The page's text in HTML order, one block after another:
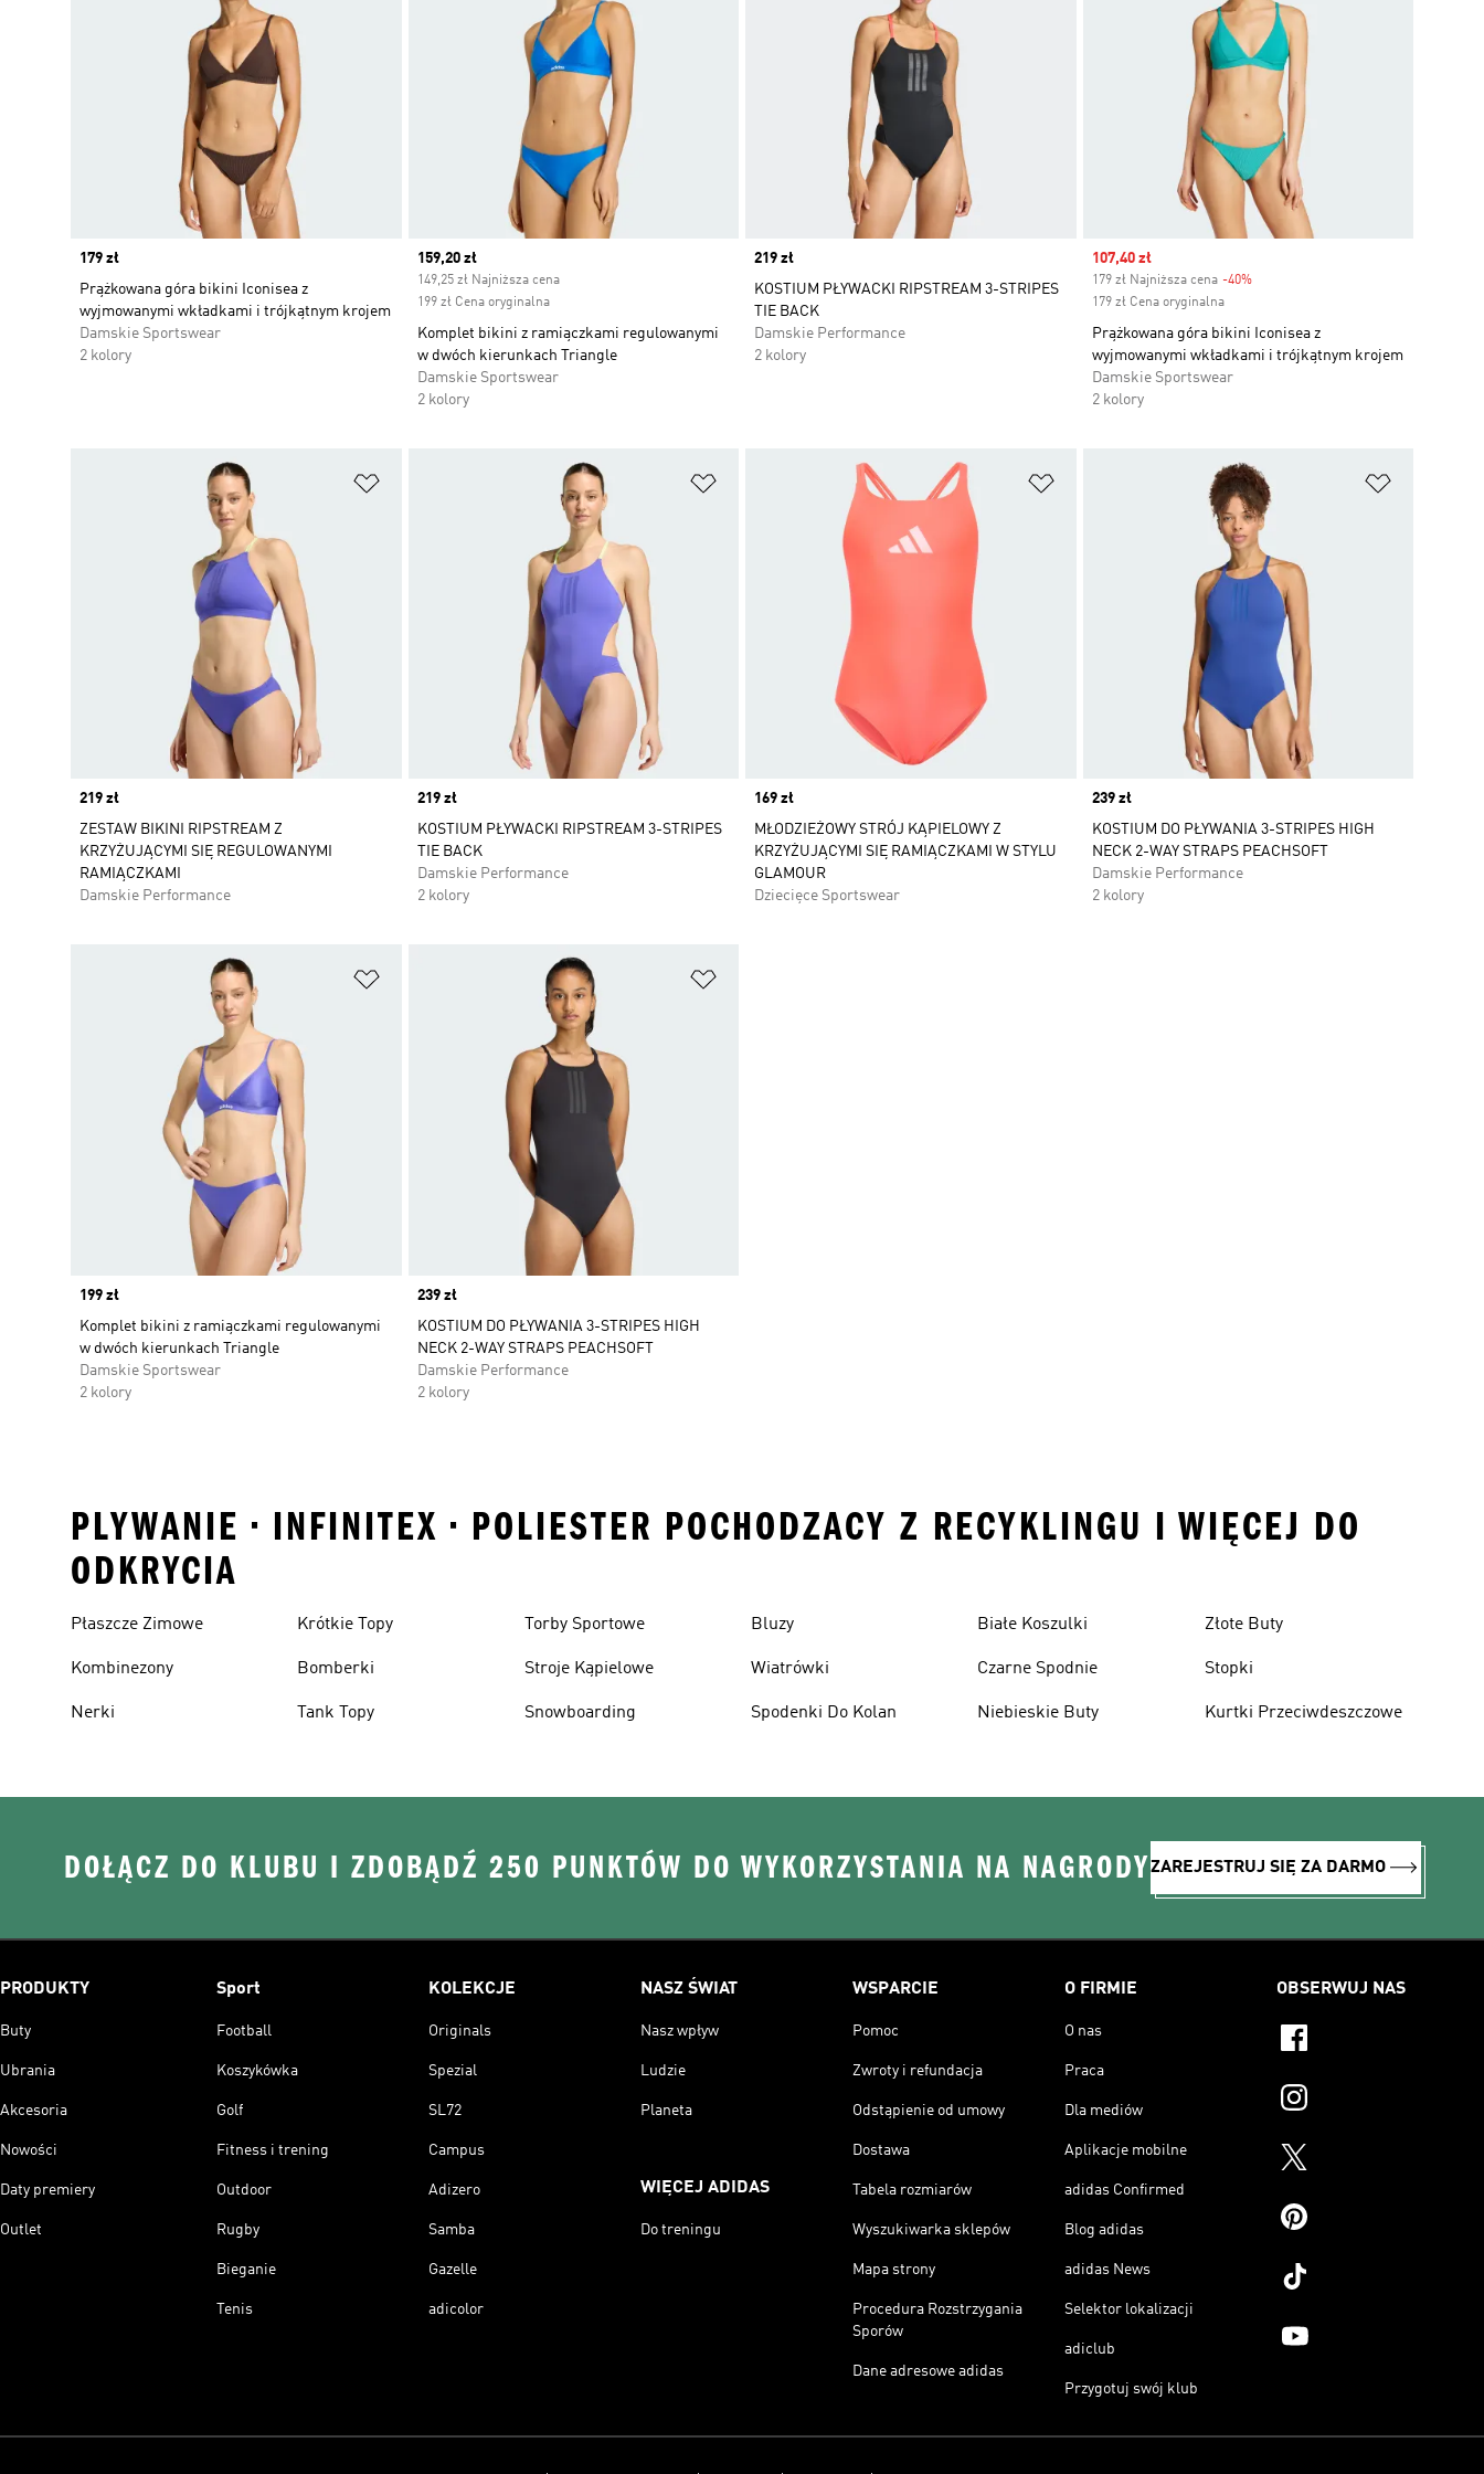
Price
179 zł
Prążkowana góra bikini Iconisea z
wyjmowanymi wkładkami i trójkątnym krojem
Damskie Sportswear
2 kolory
Current price
159,20 zł
149,25 zł Najniższa cena
199 zł Cena oryginalna
Komplet bikini z ramiączkami regulowanymi
w dwóch kierunkach Triangle
Damskie Sportswear
2 kolory
Price
219 zł
KOSTIUM PŁYWACKI RIPSTREAM 3-STRIPES
TIE BACK
Damskie Performance
2 kolory
Sale price
107,40 zł
179 zł Najniższa cena -40%Discount
179 zł Cena oryginalna
Prążkowana góra bikini Iconisea z
wyjmowanymi wkładkami i trójkątnym krojem
Damskie Sportswear
2 kolory
Price
219 zł
ZESTAW BIKINI RIPSTREAM Z
KRZYŻUJĄCYMI SIĘ REGULOWANYMI
RAMIĄCZKAMI
Damskie Performance
Dodaj do listy życzeń
Price
219 zł
KOSTIUM PŁYWACKI RIPSTREAM 3-STRIPES
TIE BACK
Damskie Performance
2 kolory
Dodaj do listy życzeń
Price
169 zł
MŁODZIEŻOWY STRÓJ KĄPIELOWY Z
KRZYŻUJĄCYMI SIĘ RAMIĄCZKAMI W STYLU
GLAMOUR
Dziecięce Sportswear
Price
239 zł
KOSTIUM DO PŁYWANIA 3-STRIPES HIGH
NECK 2-WAY STRAPS PEACHSOFT
Damskie Performance
2 kolory
Price
199 zł
Komplet bikini z ramiączkami regulowanymi
w dwóch kierunkach Triangle
Damskie Sportswear
2 kolory
Price
239 zł
KOSTIUM DO PŁYWANIA 3-STRIPES HIGH
NECK 2-WAY STRAPS PEACHSOFT
Damskie Performance
2 kolory
PLYWANIE • INFINITEX • POLIESTER POCHODZACY Z RECYKLINGU I WIĘCEJ DO
ODKRYCIA
Płaszcze Zimowe
Kombinezony
Nerki
Krótkie Topy
Bomberki
Tank Topy
Torby Sportowe
Stroje Kąpielowe
Snowboarding
Bluzy
Wiatrówki
Spodenki Do Kolan
Białe Koszulki
Czarne Spodnie
Niebieskie Buty
Złote Buty
Stopki
Kurtki Przeciwdeszczowe
DOŁĄCZ DO KLUBU I ZDOBĄDŹ 250 PUNKTÓW DO WYKORZYSTANIA NA NAGRODYZAREJESTRUJ SIĘ ZA DARMO
PRODUKTY
Buty
Ubrania
Akcesoria
Nowości
Daty premiery
Outlet
Sport
Football
Koszykówka
Golf
Fitness i trening
Outdoor
Rugby
Bieganie
Tenis
KOLEKCJE
Originals
Spezial
SL72
Campus
Adizero
Samba
Gazelle
adicolor
NASZ ŚWIAT
Nasz wpływ
Ludzie
Planeta
WIĘCEJ ADIDAS
Do treningu
WSPARCIE
Pomoc
Zwroty i refundacja
Odstąpienie od umowy
Dostawa
Tabela rozmiarów
Wyszukiwarka sklepów
Mapa strony
Procedura Rozstrzygania
Sporów
Dane adresowe adidas
O FIRMIE
O nas
Praca
Dla mediów
Aplikacje mobilne
adidas Confirmed
Blog adidas
adidas News
Selektor lokalizacji
adiclub
Przygotuj swój klub
OBSERWUJ NAS